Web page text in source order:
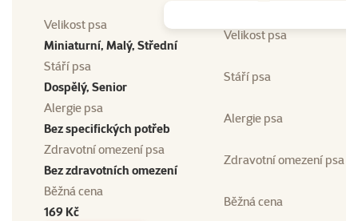
Velikost psa
Miniaturní, Malý, Střední
Velikost psa
Stáří psa
Dospělý, Senior
Stáří psa
Alergie psa
Bez specifických potřeb
Alergie psa
Zdravotní omezení psa
Bez zdravotních omezení
Zdravotní omezení psa
Běžná cena
169 Kč
Běžná cena